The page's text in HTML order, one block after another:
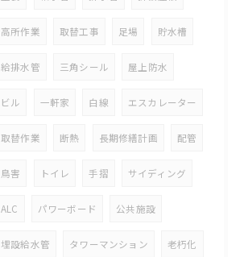
高所作業 取替工事 足場 貯水槽
給排水管 三角シール 屋上防水
ビル 一軒家 白線 エスカレーター
取替作業 断熱 長期修繕計画 配管
鳥害 トイレ 手摺 サイディング
ALC パワーボード 公共施設
埋設給水管 タワーマンション 老朽化